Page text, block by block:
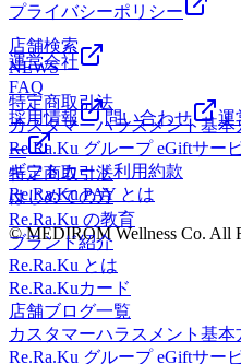
プライバシーポリシー
運営会社
特定商取引法
カスタマーハラスメント基本
Re.Ra.Ku グループ eGiftサー
ギフトカード利用約款
Re.Ra.Ku PAY とは
© MEDIROM Wellness Co. All
店舗検索
NEWS
FAQ
採用情報
問い合わせ 運
ー
特定商取引法
はじめての方
Re.Ra.Ku の教育
ブランド紹介
Re.Ra.Ku とは
Re.Ra.Kuカード
店舗ブログ一覧
カスタマーハラスメント基本
Re.Ra.Ku グループ eGiftサー